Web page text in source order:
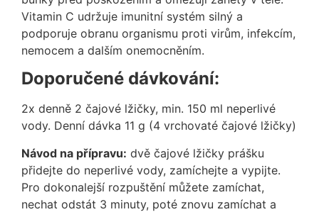
Vitamin C udržuje imunitní systém silný a
podporuje obranu organismu proti virům, infekcím,
nemocem a dalším onemocněním.
Doporučené dávkování:
2x denně 2 čajové lžičky, min. 150 ml neperlivé
vody. Denní dávka 11 g (4 vrchovaté čajové lžičky)
Návod na přípravu: dvě čajové lžičky prášku
přidejte do neperlivé vody, zamíchejte a vypijte.
Pro dokonalejší rozpuštění můžete zamíchat,
nechat odstát 3 minuty, poté znovu zamíchat a